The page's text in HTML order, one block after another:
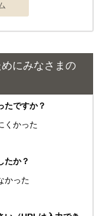
にみなさまの
たですか？
くかった
たか？
かった